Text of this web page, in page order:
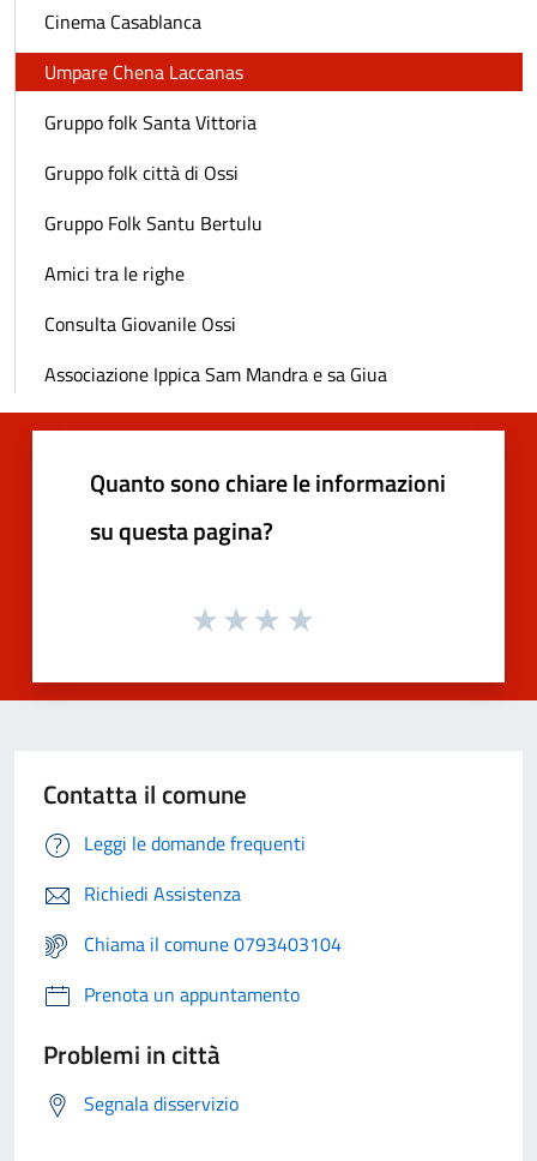
Cinema Casablanca
Umpare Chena Laccanas
Gruppo folk Santa Vittoria
Gruppo folk città di Ossi
Gruppo Folk Santu Bertulu
Amici tra le righe
Consulta Giovanile Ossi
Associazione Ippica Sam Mandra e sa Giua
Quanto sono chiare le informazioni
su questa pagina?
Contatta il comune
Leggi le domande frequenti
Richiedi Assistenza
Chiama il comune 0793403104
Prenota un appuntamento
Problemi in città
Segnala disservizio